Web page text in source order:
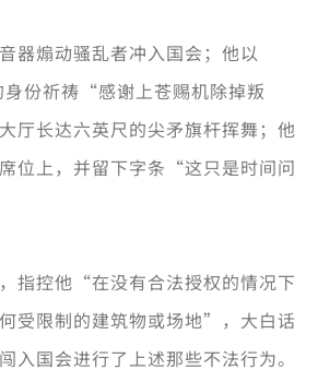
器煽动骚乱者冲入国会；他以
份祈祷“感谢上苍赐机除掉叛
厅长达六英尺的尖矛旗杆挥舞；他
位上，并留下字条“这只是时间问
指控他“在没有合法授权的情况下
受限制的建筑物或场地”，大白话
入国会进行了上述那些不法行为。